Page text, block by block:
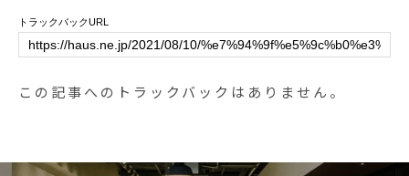
トラックバックURL
この記事へのトラックバックはありません。